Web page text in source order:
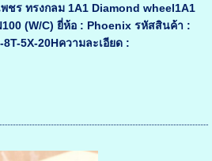
ชร ทรงกลม 1A1 Diamond wheel1A1
(W/C) ยี่ห้อ : Phoenix รหัสสินค้า :
5X-20Hความละเอียด :